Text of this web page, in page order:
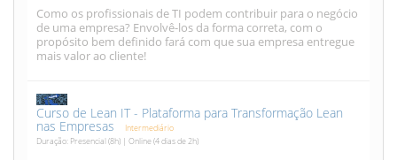
Como os profissionais de TI podem contribuir para o negócio
de uma empresa? Envolvê-los da forma correta, com o
propósito bem definido fará com que sua empresa entregue
mais valor ao cliente!
Curso de Lean IT - Plataforma para Transformação Lean
nas Empresas
Intermediário
Duração: Presencial (8h) | Online (4 dias de 2h)